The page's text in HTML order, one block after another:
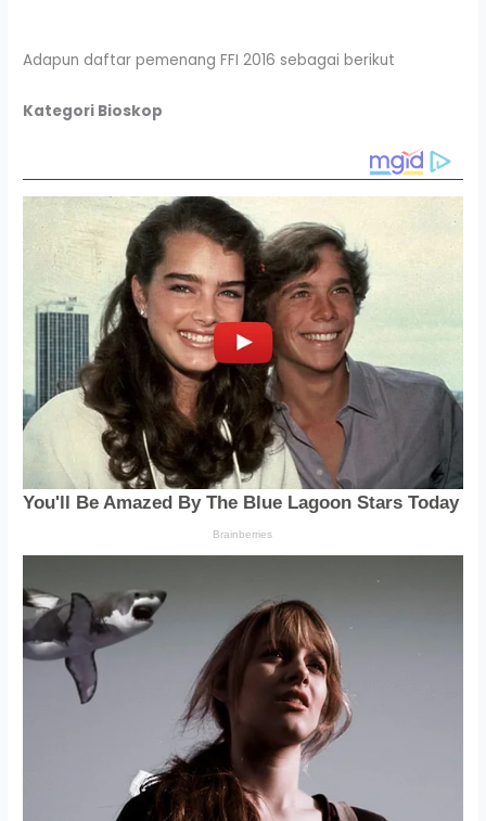
Adapun daftar pemenang FFI 2016 sebagai berikut
Kategori Bioskop